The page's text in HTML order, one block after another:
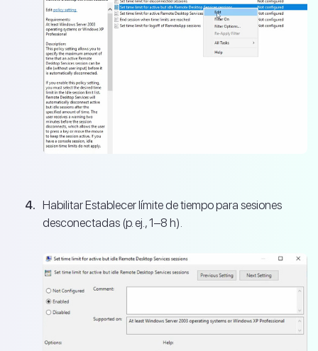
Habilitar Establecer límite de tiempo para sesiones
desconectadas (p. ej., 1–8 h).